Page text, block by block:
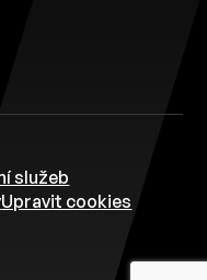
služeb
Upravit cookies